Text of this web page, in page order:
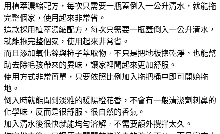
用植萃濃縮配方，每次只需要一瓶蓋倒入一公升清水，就能拖
完整個家，使用起來非常省。
這款採用植萃濃縮配方，每次只需要一瓶蓋倒入一公升清水，
就能拖完整個家，使用起來非常省。
而且添加氧化鋅與柿子萃取物，不只是把地板擦乾淨，也能幫
助去除毛孩帶來的異味，讓家裡聞起來更加舒服。
使用方式非常簡單，只要依照比例加入拖把桶中即可開始拖
地。
倒入時就能聞到淡雅的暖陽橙花香，不會有一般清潔劑刺鼻的
化學味，反而是很舒服、很自然的香氣。
加入清水後很快就能均勻溶解，不需要額外攪拌太久。